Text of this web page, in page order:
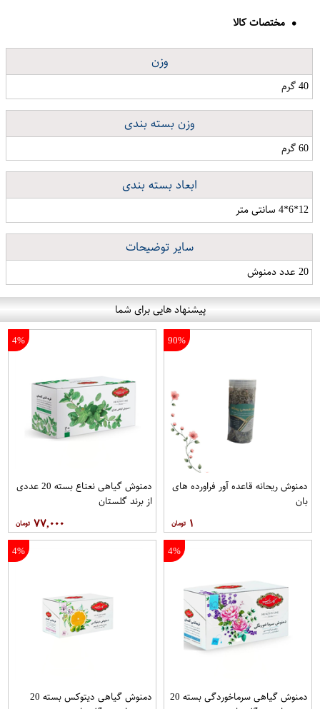
مختصات کالا
وزن
40 گرم
وزن بسته بندی
60 گرم
ابعاد بسته بندی
12*6*4 سانتی متر
سایر توضیحات
20 عدد دمنوش
پیشنهاد هایی برای شما
90%
دمنوش ریحانه قاعده آور فراورده های
بان
۱
4%
دمنوش گیاهی نعناع بسته 20 عددی
از برند گلستان
۷۷,۰۰۰
4%
دمنوش گیاهی سرماخوردگی بسته 20
4%
دمنوش گیاهی دیتوکس بسته 20